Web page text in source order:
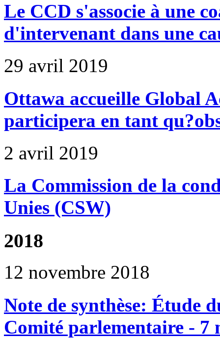
Le CCD s'associe à une
d'intervenant dans une
29 avril 2019
Ottawa accueille Global
participera en tant
2 avril 2019
La Commission de la
Unies (CSW)
2018
12 novembre 2018
Note de synthèse: Étude
Comité parlementaire - 7